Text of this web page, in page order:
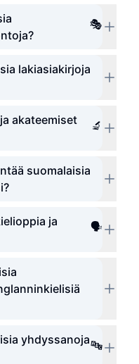
🎭
lakiasiakirjoja
🔬
akateemiset
suomalaisia
🗣️
ja
🔤
yhdyssanoja